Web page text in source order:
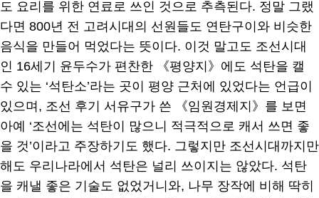
도 요리를 위한 연료로 쓰인 것으로 추측된다. 정말 그랬
다면 800년 전 고려시대의 선원들도 연탄구이와 비슷한
음식을 만들어 먹었다는 뜻이다. 이것 말고도 조선시대
인 16세기 윤두수가 편찬한 《평양지》에도 석탄을 캘
수 있는 ‘석탄소’라는 곳이 평양 근처에 있었다는 언급이
있으며, 조선 후기 서유구가 쓴 《임원경제지》를 보면
아예 ‘조선에는 석탄이 많으니 적극적으로 캐서 쓰면 좋
을 것’이라고 주장하기도 했다. 그렇지만 조선시대까지만
해도 우리나라에서 석탄은 널리 쓰이지는 않았다. 석탄
을 캐낼 좋은 기술도 없었거니와, 나무 장작에 비해 딱히